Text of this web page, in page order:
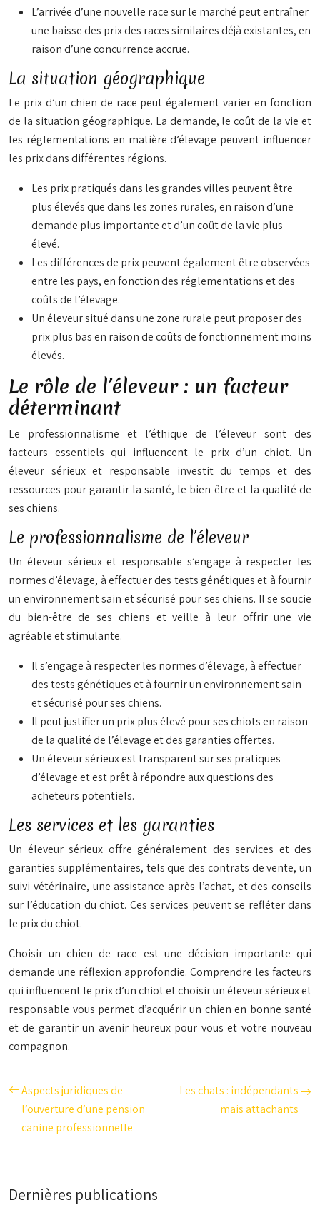
L’arrivée d’une nouvelle race sur le marché peut entraîner
une baisse des prix des races similaires déjà existantes, en
raison d’une concurrence accrue.
La situation géographique
Le prix d’un chien de race peut également varier en fonction
de la situation géographique. La demande, le coût de la vie et
les réglementations en matière d’élevage peuvent influencer
les prix dans différentes régions.
Les prix pratiqués dans les grandes villes peuvent être
plus élevés que dans les zones rurales, en raison d’une
demande plus importante et d’un coût de la vie plus
élevé.
Les différences de prix peuvent également être observées
entre les pays, en fonction des réglementations et des
coûts de l’élevage.
Un éleveur situé dans une zone rurale peut proposer des
prix plus bas en raison de coûts de fonctionnement moins
élevés.
Le rôle de l’éleveur : un facteur
déterminant
Le professionnalisme et l’éthique de l’éleveur sont des
facteurs essentiels qui influencent le prix d’un chiot. Un
éleveur sérieux et responsable investit du temps et des
ressources pour garantir la santé, le bien-être et la qualité de
ses chiens.
Le professionnalisme de l’éleveur
Un éleveur sérieux et responsable s’engage à respecter les
normes d’élevage, à effectuer des tests génétiques et à fournir
un environnement sain et sécurisé pour ses chiens. Il se soucie
du bien-être de ses chiens et veille à leur offrir une vie
agréable et stimulante.
Il s’engage à respecter les normes d’élevage, à effectuer
des tests génétiques et à fournir un environnement sain
et sécurisé pour ses chiens.
Il peut justifier un prix plus élevé pour ses chiots en raison
de la qualité de l’élevage et des garanties offertes.
Un éleveur sérieux est transparent sur ses pratiques
d’élevage et est prêt à répondre aux questions des
acheteurs potentiels.
Les services et les garanties
Un éleveur sérieux offre généralement des services et des
garanties supplémentaires, tels que des contrats de vente, un
suivi vétérinaire, une assistance après l’achat, et des conseils
sur l’éducation du chiot. Ces services peuvent se refléter dans
le prix du chiot.
Choisir un chien de race est une décision importante qui
demande une réflexion approfondie. Comprendre les facteurs
qui influencent le prix d’un chiot et choisir un éleveur sérieux et
responsable vous permet d’acquérir un chien en bonne santé
et de garantir un avenir heureux pour vous et votre nouveau
compagnon.
Aspects juridiques de
l’ouverture d’une pension
canine professionnelle
Les chats : indépendants
mais attachants
Dernières publications